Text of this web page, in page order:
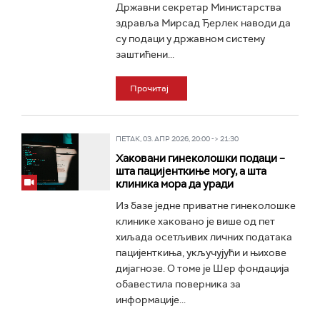
Државни секретар Министарства
здравља Мирсад Ђерлек наводи да
су подаци у државном систему
заштићени...
Прочитај
ПЕТАК, 03. АПР 2026, 20:00 -> 21:30
Хаковани гинеколошки подаци –
шта пацијенткиње могу, а шта
клиника мора да уради
Из базе једне приватне гинеколошке
клинике хаковано је више од пет
хиљада осетљивих личних података
пацијенткиња, укључујући и њихове
дијагнозе. О томе је Шер фондација
обавестила поверника за
информације...